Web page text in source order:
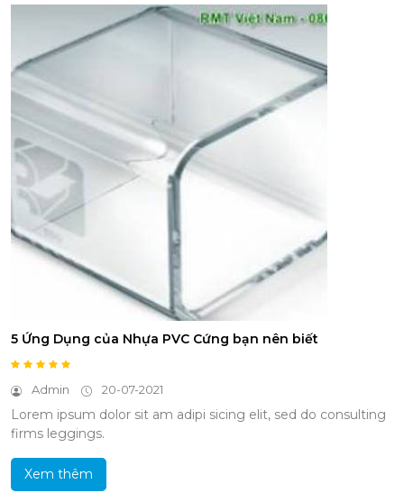
5 Ứng Dụng của Nhựa PVC Cứng bạn nên biết
Admin 20-07-2021
Lorem ipsum dolor sit am adipi sicing elit, sed do consulting
firms leggings.
Xem thêm